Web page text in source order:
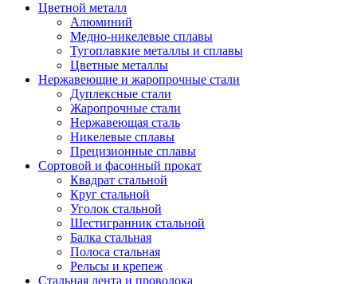
Цветной металл
Алюминий
Медно-никелевые сплавы
Тугоплавкие металлы и сплавы
Цветные металлы
Нержавеющие и жаропрочные стали
Дуплексные стали
Жаропрочные стали
Нержавеющая сталь
Никелевые сплавы
Прецизионные сплавы
Сортовой и фасонный прокат
Квадрат стальной
Круг стальной
Уголок стальной
Шестигранник стальной
Балка стальная
Полоса стальная
Рельсы и крепеж
Стальная лента и проволока